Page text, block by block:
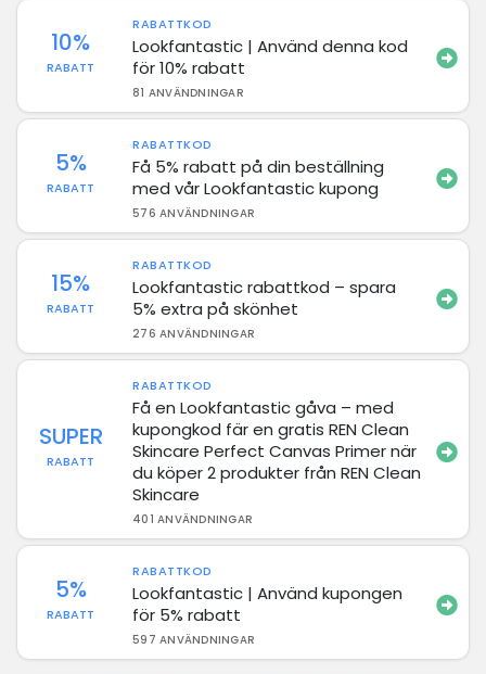
10%
RABATT
RABATTKOD
Lookfantastic | Använd denna kod
för 10% rabatt
81 ANVÄNDNINGAR
5%
RABATT
RABATTKOD
Få 5% rabatt på din beställning
med vår Lookfantastic kupong
576 ANVÄNDNINGAR
15%
RABATT
RABATTKOD
Lookfantastic rabattkod – spara
5% extra på skönhet
276 ANVÄNDNINGAR
SUPER
RABATT
RABATTKOD
Få en Lookfantastic gåva – med
kupongkod fär en gratis REN Clean
Skincare Perfect Canvas Primer när
du köper 2 produkter från REN Clean
Skincare
401 ANVÄNDNINGAR
5%
RABATT
RABATTKOD
Lookfantastic | Använd kupongen
för 5% rabatt
597 ANVÄNDNINGAR